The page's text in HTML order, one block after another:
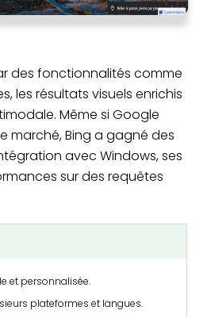
des fonctionnalités comme
les résultats visuels enrichis
Même si Google
marché, Bing a gagné des
avec Windows, ses
sur des requêtes
et personnalisée.
plateformes et langues.